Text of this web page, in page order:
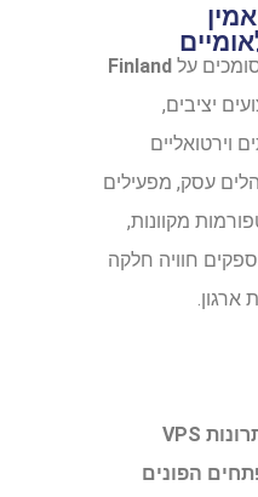
•● Finland VPS אמין
על Finland
יציבים,
עסק, מפעילים
מקוונות,
חוויה חלקה
GhostVPS מספקת פתרונות VPS
הפונים